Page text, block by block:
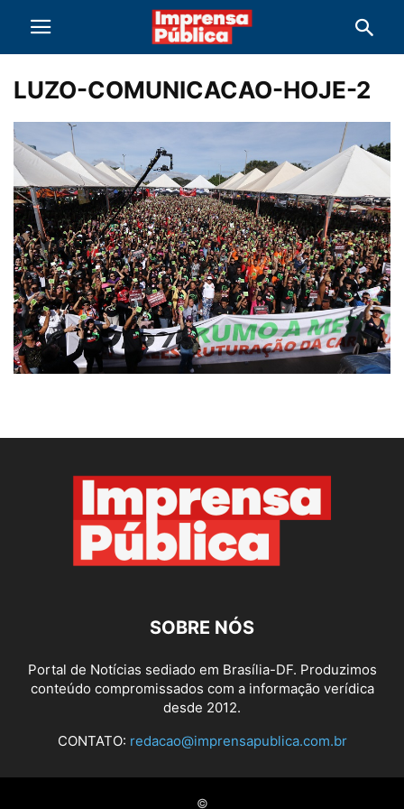
LUZO-COMUNICACAO-HOJE-2
SOBRE NÓS
Portal de Notícias sediado em Brasília-DF. Produzimos
conteúdo compromissados com a informação verídica
desde 2012.
CONTATO: redacao@imprensapublica.com.br
©